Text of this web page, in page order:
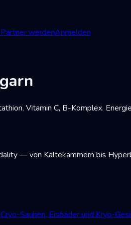
werdenAnmelden
Vitamin C, B-Komplex.
— von Kältekammern bis
Saunen, Eisbäder und Kryo-